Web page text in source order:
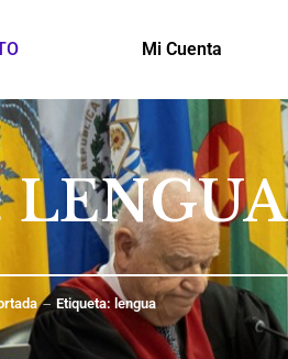
Mi Cuenta
LENGUA
Etiqueta: lengua